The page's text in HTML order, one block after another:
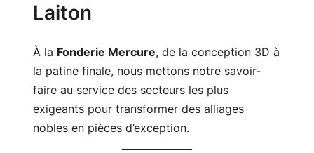
Laiton
À la Fonderie Mercure, de la conception 3D à
la patine finale, nous mettons notre savoir-
faire au service des secteurs les plus
exigeants pour transformer des alliages
nobles en pièces d’exception.